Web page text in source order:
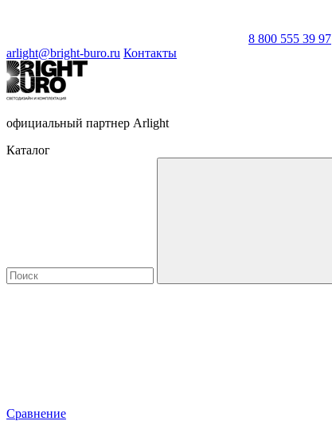
8 800 555 39 97
arlight@bright-buro.ru Контакты
официальный партнер Arlight
Каталог
Сравнение